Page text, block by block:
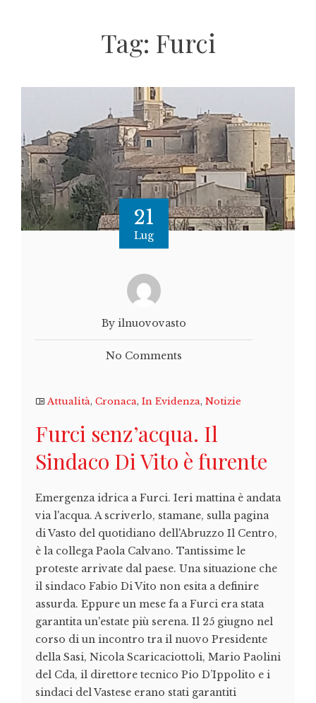
Tag: Furci
21
Lug
By ilnuovovasto
No Comments
Attualità, Cronaca, In Evidenza, Notizie
Furci senz’acqua. Il
Sindaco Di Vito è furente
Emergenza idrica a Furci. Ieri mattina è andata
via l'acqua. A scriverlo, stamane, sulla pagina
di Vasto del quotidiano dell'Abruzzo Il Centro,
è la collega Paola Calvano. Tantissime le
proteste arrivate dal paese. Una situazione che
il sindaco Fabio Di Vito non esita a definire
assurda. Eppure un mese fa a Furci era stata
garantita un'estate più serena. Il 25 giugno nel
corso di un incontro tra il nuovo Presidente
della Sasi, Nicola Scaricaciottoli, Mario Paolini
del Cda, il direttore tecnico Pio D’Ippolito e i
sindaci del Vastese erano stati garantiti